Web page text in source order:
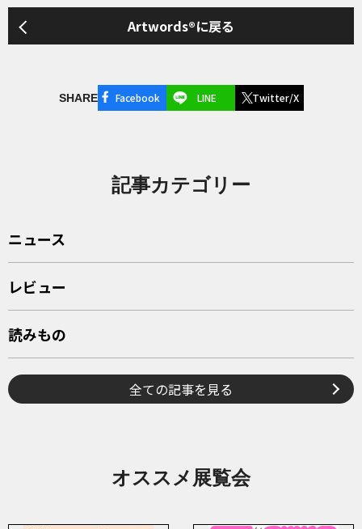
Artwords®に戻る
SHARE Facebook LINE Twitter/X
記事カテゴリー
ニュース
レビュー
読みもの
全ての記事を見る
オススメ展覧会